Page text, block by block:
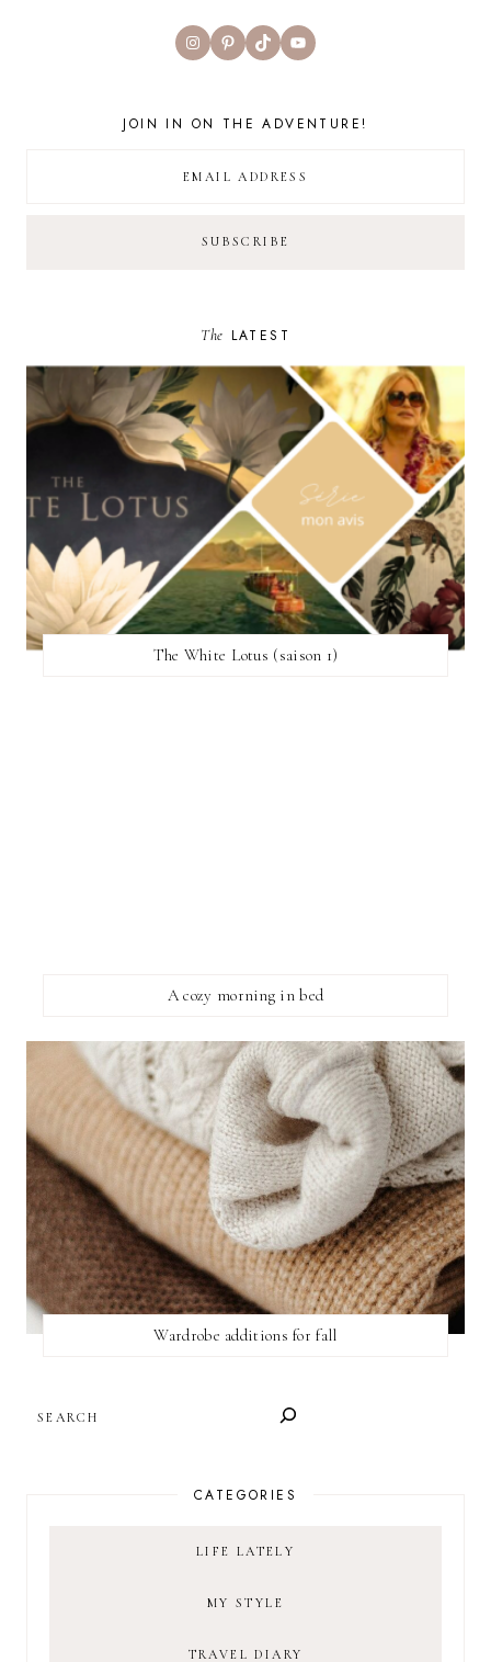
InstagramPinterest
TikTokYouTube
JOIN IN ON THE ADVENTURE!
The LATEST
The White Lotus (saison 1)
A cozy morning in bed
Wardrobe additions for fall
CATEGORIES
LIFE LATELY
MY STYLE
TRAVEL DIARY